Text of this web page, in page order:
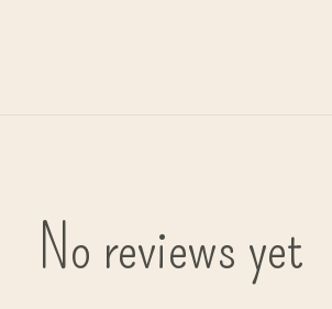
No reviews yet